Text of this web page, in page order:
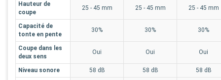
Hauteur de
coupe
25 - 45 mm 25 - 45 mm 25 - 45 mm
Capacité de
tonte en pente
30% 30% 30%
Coupe dans les
deux sens
Oui Oui Oui
Niveau sonore 58 dB 58 dB
58 dB